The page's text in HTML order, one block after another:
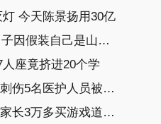
今天陈景扬用30亿
2016年搞笑诺贝尔奖出炉 男子因假装自己是山羊获奖
座竟挤进20个学
莆田：男子酒后持剪刀行凶 刺伤5名医护人员被刑拘
福州一小学男生玩手游 偷刷家长3万多买游戏道具(图)